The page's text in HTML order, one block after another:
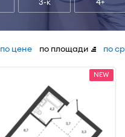
по цене по площади по
NEW